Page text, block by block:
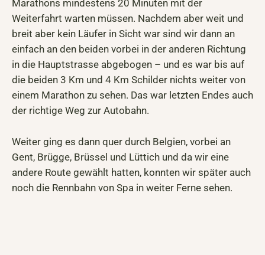
Marathons mindestens 20 Minuten mit der
Weiterfahrt warten müssen. Nachdem aber weit und
breit aber kein Läufer in Sicht war sind wir dann an
einfach an den beiden vorbei in der anderen Richtung
in die Hauptstrasse abgebogen – und es war bis auf
die beiden 3 Km und 4 Km Schilder nichts weiter von
einem Marathon zu sehen. Das war letzten Endes auch
der richtige Weg zur Autobahn.
Weiter ging es dann quer durch Belgien, vorbei an
Gent, Brügge, Brüssel und Lüttich und da wir eine
andere Route gewählt hatten, konnten wir später auch
noch die Rennbahn von Spa in weiter Ferne sehen.